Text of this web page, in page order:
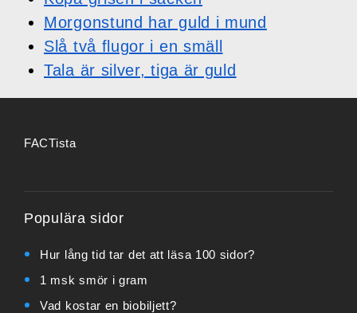
Morgonstund har guld i mund
Slå två flugor i en smäll
Tala är silver, tiga är guld
FACTista
Populära sidor
Hur lång tid tar det att läsa 100 sidor?
1 msk smör i gram
Vad kostar en biobiljett?